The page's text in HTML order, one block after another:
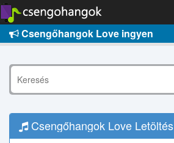
Csengőhangok Love ingyen
Csengőhangok Love Letöltés